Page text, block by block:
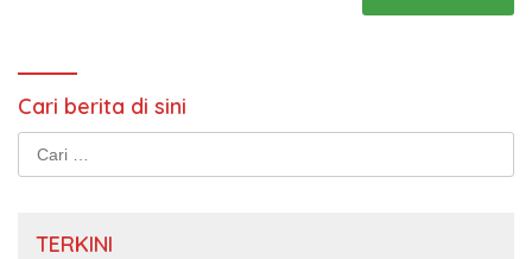
Cari berita di sini
Cari
untuk:
TERKINI